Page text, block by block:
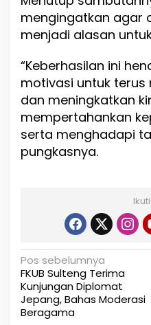
mengingatkan agar
menjadi alasan
“Keberhasilan ini
motivasi untuk
dan meningkatkan
mempertahankan
serta menghadapi
pungkasnya.
N
a
v
Pos sebelumnya
FKUB Sulteng Terima
Kunjungan Diplomat
Jepang, Bahas Moderasi
Beragama